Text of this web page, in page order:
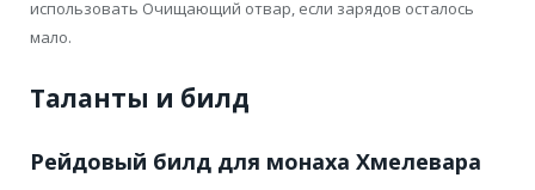
использовать Очищающий отвар, если зарядов осталось
мало.
Таланты и билд
Рейдовый билд для монаха Хмелевара